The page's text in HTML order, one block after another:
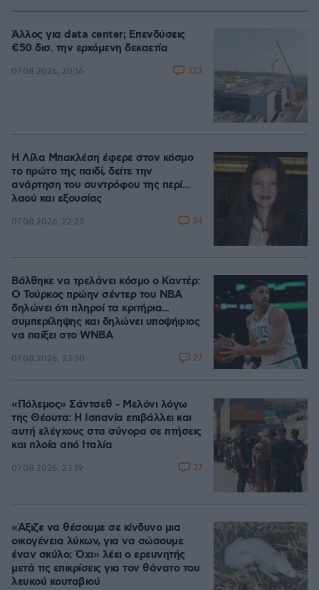
Άλλος για data center; Επενδύσεις
€50 δισ. την ερχόμενη δεκαετία
07.08.2026, 20:16 323
Η Λίλα Μπακλέση έφερε στον κόσμο
το πρώτο της παιδί, δείτε την
ανάρτηση του συντρόφου της περί...
λαού και εξουσίας
07.08.2026, 22:23 34
Βάλθηκε να τρελάνει κόσμο ο Καντέρ:
Ο Τούρκος πρώην σέντερ του NBA
δηλώνει ότι πληροί τα κριτήρια...
συμπερίληψης και δηλώνει υποψήφιος
να παίξει στο WNBA
07.08.2026, 23:30 27
«Πόλεμος» Σάντσεθ - Μελόνι λόγω
της Θέουτα: Η Ισπανία επιβάλλει και
αυτή ελέγχους στα σύνορα σε πτήσεις
και πλοία από Ιταλία
07.08.2026, 23:19 37
«Άξιζε να θέσουμε σε κίνδυνο μια
οικογένεια λύκων, για να σώσουμε
έναν σκύλο; Όχι» λέει ο ερευνητής
μετά τις επικρίσεις για τον θάνατο του
λευκού κουταβιού